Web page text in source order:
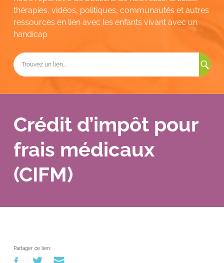
thérapies, vidéos, politiques, communautés et autres
ressources en lien avec les enfants vivant avec un
handicap
Crédit d’impôt pour
frais médicaux
(CIFM)
Partager ce lien: